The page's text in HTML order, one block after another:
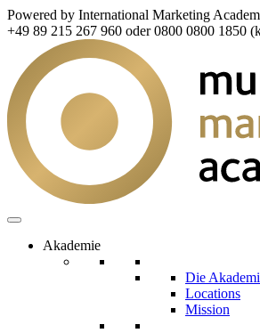
Powered by International Marketing
+49 89 215 267 960 oder 0800 0800 1850
Akademie
Die
Locations
Mission